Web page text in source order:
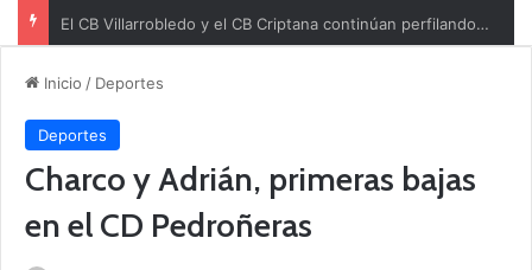
Inicio / Deportes
Deportes
Charco y Adrián, primeras bajas
en el CD Pedroñeras